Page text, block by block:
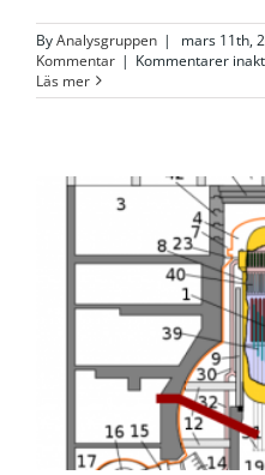
ByAnalysgruppen | mars 11th,
Kommentar | Kommentarer
Läs mer